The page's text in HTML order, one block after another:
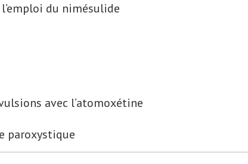
du nimésulide
avec l’atomoxétine
paroxystique